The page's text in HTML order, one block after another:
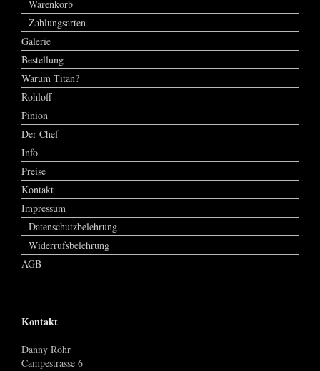
Warenkorb
Zahlungsarten
Galerie
Bestellung
Warum Titan?
Rohloff
Pinion
Der Chef
Info
Preise
Kontakt
Impressum
Datenschutzbelehrung
Widerrufsbelehrung
AGB
Kontakt
Danny Röhr
Campestrasse 6